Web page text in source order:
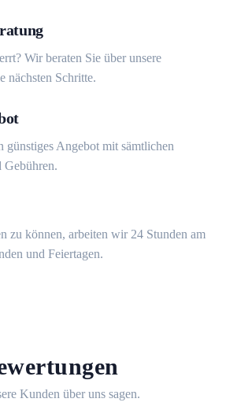
Wir beraten Sie über unsere
nächsten Schritte.
günstiges Angebot mit sämtlichen
Gebühren.
zu können, arbeiten wir 24 Stunden am
und Feiertagen.
Kunden über uns sagen.